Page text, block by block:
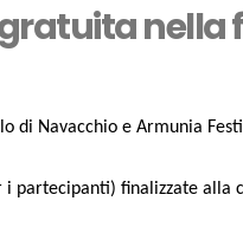
gratuita
di Navacchio e Armunia
partecipanti) finalizzate alla